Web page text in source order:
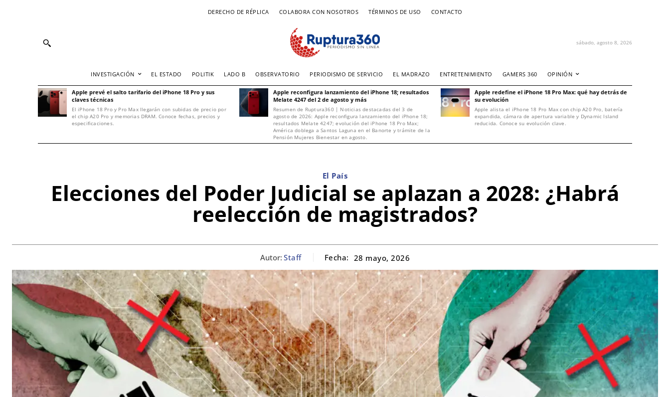
DERECHO DE RÉPLICA COLABORA CON NOSOTROS TÉRMINOS DE USO CONTACTO
sábado, agosto 8, 2026
INVESTIGACIÓN EL ESTADO POLITIK LADO B OBSERVATORIO PERIODISMO DE SERVICIO EL MADRAZO ENTRETENIMIENTO GAMERS 360 OPINIÓN
Apple prevé el salto tarifario del iPhone 18 Pro y sus
claves técnicas
El iPhone 18 Pro y Pro Max llegarán con subidas de precio por
el chip A20 Pro y memorias DRAM. Conoce fechas, precios y
especificaciones.
Apple reconfigura lanzamiento del iPhone 18; resultados
Melate 4247 del 2 de agosto y más
Resumen de Ruptura360 | Noticias destacadas del 3 de
agosto de 2026: Apple reconfigura lanzamiento del iPhone 18;
resultados Melate 4247; evolución del iPhone 18 Pro Max;
América doblega a Santos Laguna en el Banorte y trámite de la
Pensión Mujeres Bienestar en agosto.
Apple redefine el iPhone 18 Pro Max: qué hay detrás de
su evolución
Apple alista el iPhone 18 Pro Max con chip A20 Pro, batería
expandida, cámara de apertura variable y Dynamic Island
reducida. Conoce su evolución clave.
El País
Elecciones del Poder Judicial se aplazan a 2028: ¿Habrá
reelección de magistrados?
Autor: Staff Fecha: 28 mayo, 2026